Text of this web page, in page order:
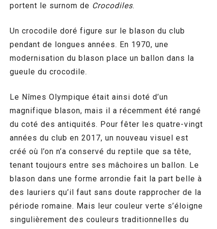
portent le surnom de Crocodiles.
Un crocodile doré figure sur le blason du club
pendant de longues années. En 1970, une
modernisation du blason place un ballon dans la
gueule du crocodile.
Le Nîmes Olympique était ainsi doté d’un
magnifique blason, mais il a récemment été rangé
du coté des antiquités. Pour fêter les quatre-vingt
années du club en 2017, un nouveau visuel est
créé où l’on n’a conservé du reptile que sa tête,
tenant toujours entre ses mâchoires un ballon. Le
blason dans une forme arrondie fait la part belle à
des lauriers qu’il faut sans doute rapprocher de la
période romaine. Mais leur couleur verte s’éloigne
singulièrement des couleurs traditionnelles du